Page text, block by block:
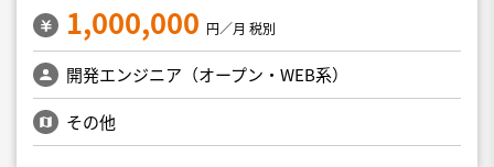
1,000,000 円／月 税別
開発エンジニア（オープン・WEB系）
その他